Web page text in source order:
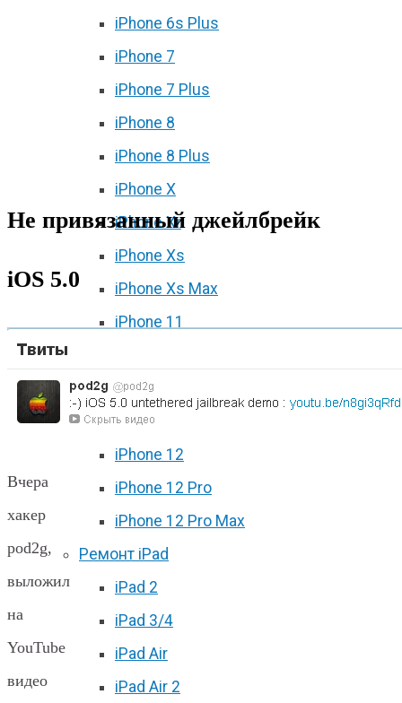
iPhone 6s Plus
iPhone 7
iPhone 7 Plus
iPhone 8
iPhone 8 Plus
iPhone X
iPhone Xr
iPhone Xs
iPhone Xs Max
iPhone 11
iPhone 11 Pro Max
iPhone 12 mini
iPhone 12
iPhone 12 Pro
iPhone 12 Pro Max
Ремонт iPad
iPad 2
iPad 3/4
iPad Air
iPad Air 2
Не привязанный джейлбрейк
iOS 5.0
Вчера
хакер
pod2g,
выложил
на
YouTube
видео